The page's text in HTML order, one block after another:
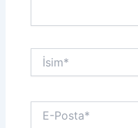
İsim*
Posta*